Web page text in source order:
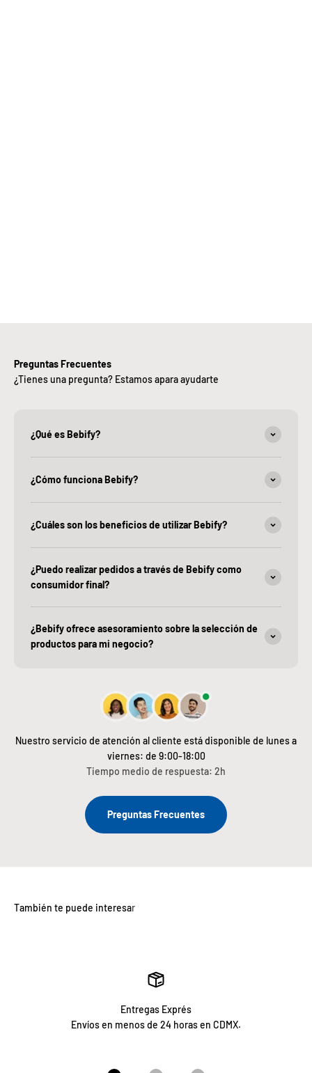
Preguntas Frecuentes
¿Tienes una pregunta? Estamos apara ayudarte
¿Qué es Bebify?
¿Cómo funciona Bebify?
¿Cuáles son los beneficios de utilizar Bebify?
¿Puedo realizar pedidos a través de Bebify como
consumidor final?
¿Bebify ofrece asesoramiento sobre la selección de
productos para mi negocio?
Nuestro servicio de atención al cliente está disponible de lunes a
viernes: de 9:00-18:00
Tiempo medio de respuesta: 2h
Preguntas Frecuentes
Entregas Exprés
Envíos en menos de 24 horas en CDMX.